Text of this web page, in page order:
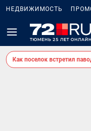
НЕДВИЖИМОСТЬ
Как поселок встретил